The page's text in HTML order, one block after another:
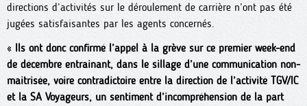
directions d’activités sur le déroulement de carrière n’ont pas été
jugées satisfaisantes par les agents concernés.
« Ils ont donc confirmé l’appel à la grève sur ce premier week-end
de décembre entrainant, dans le sillage d’une communication non-
maitrisée, voire contradictoire entre la direction de l’activité TGV/IC
et la SA Voyageurs, un sentiment d’incompréhension de la part